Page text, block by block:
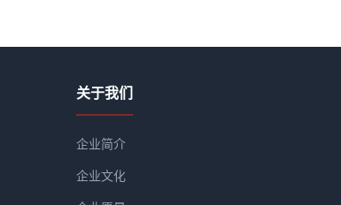
关于我们
企业简介
企业文化